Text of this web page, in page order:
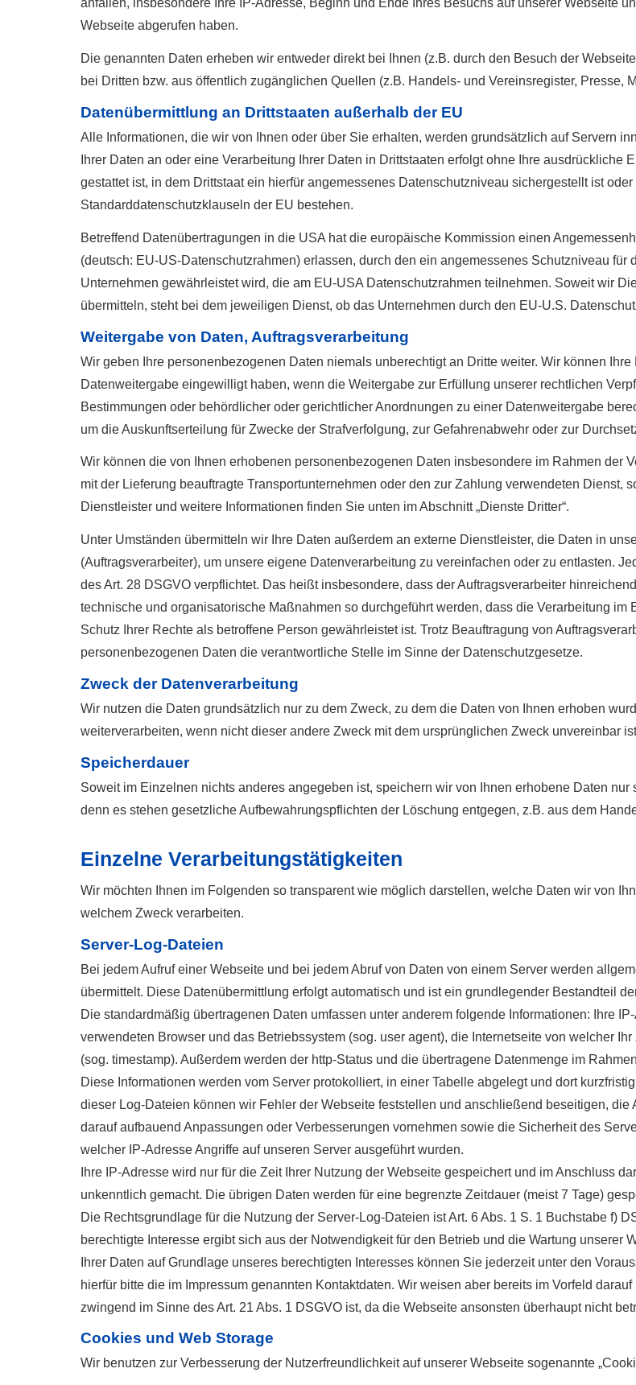
anfallen, insbesondere Ihre IP-Adresse, Beginn und Ende Ihres Besuchs auf unserer Webseite
Webseite abgerufen haben.
Die genannten Daten erheben wir entweder direkt bei Ihnen (z.B. durch den Besuch der
bei Dritten bzw. aus öffentlich zugänglichen Quellen (z.B. Handels- und Vereinsregister, Presse,
Datenübermittlung an Drittstaaten außerhalb der EU
Alle Informationen, die wir von Ihnen oder über Sie erhalten, werden grundsätzlich auf Servern
Ihrer Daten an oder eine Verarbeitung Ihrer Daten in Drittstaaten erfolgt ohne Ihre
gestattet ist, in dem Drittstaat ein hierfür angemessenes Datenschutzniveau sichergestellt ist
Standarddatenschutzklauseln der EU bestehen.
Betreffend Datenübertragungen in die USA hat die europäische Kommission einen
(deutsch: EU-US-Datenschutzrahmen) erlassen, durch den ein angemessenes Schutzniveau für
Unternehmen gewährleistet wird, die am EU-USA Datenschutzrahmen teilnehmen. Soweit wir
übermitteln, steht bei dem jeweiligen Dienst, ob das Unternehmen durch den EU-U.S.
Weitergabe von Daten, Auftragsverarbeitung
Wir geben Ihre personenbezogenen Daten niemals unberechtigt an Dritte weiter. Wir können
Datenweitergabe eingewilligt haben, wenn die Weitergabe zur Erfüllung unserer rechtlichen
Bestimmungen oder behördlicher oder gerichtlicher Anordnungen zu einer Datenweitergabe
um die Auskunftserteilung für Zwecke der Strafverfolgung, zur Gefahrenabwehr oder zur
Wir können die von Ihnen erhobenen personenbezogenen Daten insbesondere im Rahmen der
mit der Lieferung beauftragte Transportunternehmen oder den zur Zahlung verwendeten Dienst,
Dienstleister und weitere Informationen finden Sie unten im Abschnitt „Dienste Dritter“.
Unter Umständen übermitteln wir Ihre Daten außerdem an externe Dienstleister, die Daten in
(Auftragsverarbeiter), um unsere eigene Datenverarbeitung zu vereinfachen oder zu entlasten.
des Art. 28 DSGVO verpflichtet. Das heißt insbesondere, dass der Auftragsverarbeiter
technische und organisatorische Maßnahmen so durchgeführt werden, dass die Verarbeitung
Schutz Ihrer Rechte als betroffene Person gewährleistet ist. Trotz Beauftragung von
personenbezogenen Daten die verantwortliche Stelle im Sinne der Datenschutzgesetze.
Zweck der Datenverarbeitung
Wir nutzen die Daten grundsätzlich nur zu dem Zweck, zu dem die Daten von Ihnen erhoben
weiterverarbeiten, wenn nicht dieser andere Zweck mit dem ursprünglichen Zweck unvereinbar
Speicherdauer
Soweit im Einzelnen nichts anderes angegeben ist, speichern wir von Ihnen erhobene Daten
denn es stehen gesetzliche Aufbewahrungspflichten der Löschung entgegen, z.B. aus dem
Einzelne Verarbeitungstätigkeiten
Wir möchten Ihnen im Folgenden so transparent wie möglich darstellen, welche Daten wir von
welchem Zweck verarbeiten.
Server-Log-Dateien
Bei jedem Aufruf einer Webseite und bei jedem Abruf von Daten von einem Server werden
übermittelt. Diese Datenübermittlung erfolgt automatisch und ist ein grundlegender Bestandteil
Die standardmäßig übertragenen Daten umfassen unter anderem folgende Informationen: Ihre
verwendeten Browser und das Betriebssystem (sog. user agent), die Internetseite von welcher
(sog. timestamp). Außerdem werden der http-Status und die übertragene Datenmenge im
Diese Informationen werden vom Server protokolliert, in einer Tabelle abgelegt und dort
dieser Log-Dateien können wir Fehler der Webseite feststellen und anschließend beseitigen,
darauf aufbauend Anpassungen oder Verbesserungen vornehmen sowie die Sicherheit des
welcher IP-Adresse Angriffe auf unseren Server ausgeführt wurden.
Ihre IP-Adresse wird nur für die Zeit Ihrer Nutzung der Webseite gespeichert und im Anschluss
unkenntlich gemacht. Die übrigen Daten werden für eine begrenzte Zeitdauer (meist 7 Tage)
Die Rechtsgrundlage für die Nutzung der Server-Log-Dateien ist Art. 6 Abs. 1 S. 1 Buchstabe f)
berechtigte Interesse ergibt sich aus der Notwendigkeit für den Betrieb und die Wartung unserer
Ihrer Daten auf Grundlage unseres berechtigten Interesses können Sie jederzeit unter den
hierfür bitte die im Impressum genannten Kontaktdaten. Wir weisen aber bereits im Vorfeld
zwingend im Sinne des Art. 21 Abs. 1 DSGVO ist, da die Webseite ansonsten überhaupt nicht
Cookies und Web Storage
Wir benutzen zur Verbesserung der Nutzerfreundlichkeit auf unserer Webseite sogenannte